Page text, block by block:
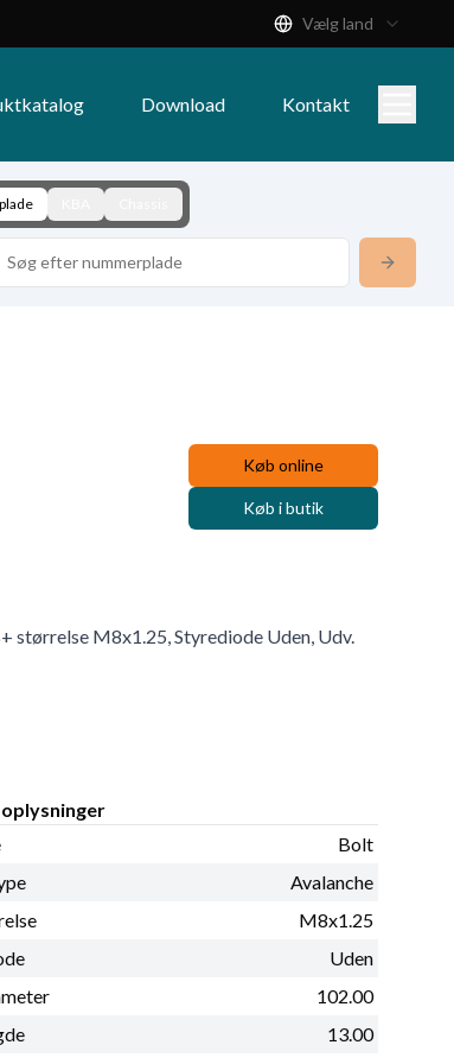
Vælg land
Download Kontakt
Køb online
Køb i butik
størrelse M8x1.25, Styrediode Uden, Udv.
Bolt
Avalanche
M8x1.25
Uden
102.00
13.00